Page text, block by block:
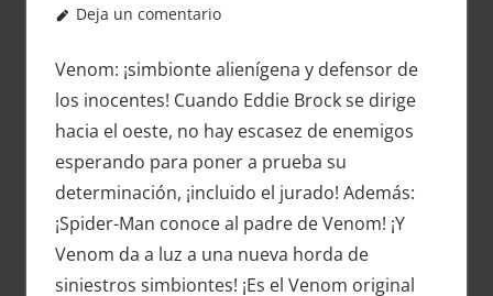
Deja un comentario
Venom: ¡simbionte alienígena y defensor de
los inocentes! Cuando Eddie Brock se dirige
hacia el oeste, no hay escasez de enemigos
esperando para poner a prueba su
determinación, ¡incluido el jurado! Además:
¡Spider-Man conoce al padre de Venom! ¡Y
Venom da a luz a una nueva horda de
siniestros simbiontes! ¡Es el Venom original